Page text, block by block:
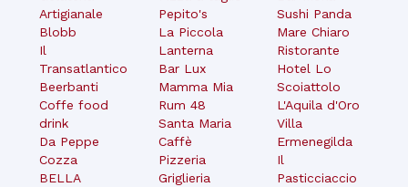
Artigianale
Blobb
Il
Transatlantico
Beerbanti
Coffe food
drink
Da Peppe
Cozza
BELLA
Pepito's
La Piccola
Lanterna
Bar Lux
Mamma Mia
Rum 48
Santa Maria
Caffè
Pizzeria
Griglieria
Sushi Panda
Mare Chiaro
Ristorante
Hotel Lo
Scoiattolo
L'Aquila d'Oro
Villa
Ermenegilda
Il
Pasticciaccio